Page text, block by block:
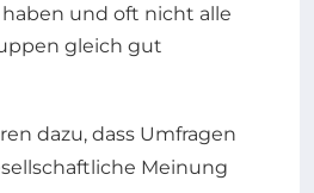
und oft nicht alle
gleich gut
dazu, dass Umfragen
Meinung